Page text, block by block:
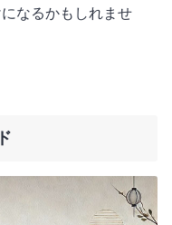
なるかもしれませ